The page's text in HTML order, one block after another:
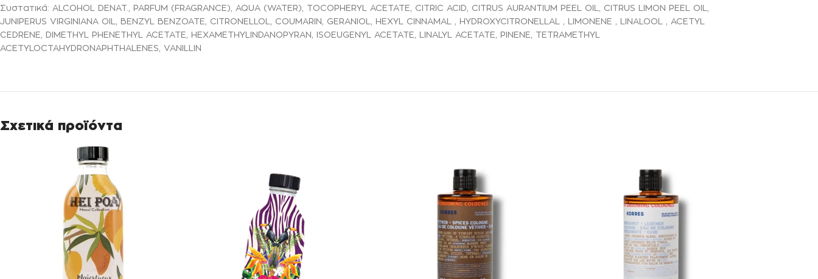
Συστατικά: ALCOHOL DENAT., PARFUM (FRAGRANCE), AQUA (WATER), TOCOPHERYL ACETATE, CITRIC ACID, CITRUS AURANTIUM PEEL OIL, CITRUS LIMON PEEL OIL,
JUNIPERUS VIRGINIANA OIL, BENZYL BENZOATE, CITRONELLOL, COUMARIN, GERANIOL, HEXYL CINNAMAL , HYDROXYCITRONELLAL , LIMONENE , LINALOOL , ACETYL
CEDRENE, DIMETHYL PHENETHYL ACETATE, HEXAMETHYLINDANOPYRAN, ISOEUGENYL ACETATE, LINALYL ACETATE, PINENE, TETRAMETHYL
ACETYLOCTAHYDRONAPHTHALENES, VANILLIN
Σχετικά προϊόντα